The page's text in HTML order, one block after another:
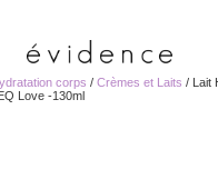
corps / Crèmes et Laits / Lait
Love -130ml